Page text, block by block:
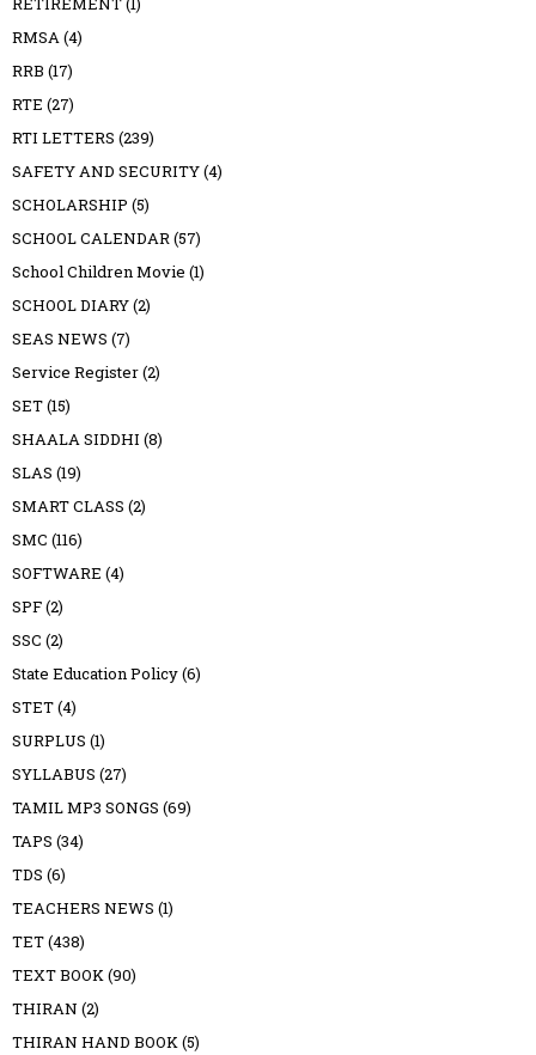
RMSA(4)
RRB (17)
RTE (27)
RTI LETTERS (239)
SAFETY AND SECURITY(4)
SCHOLARSHIP (5)
SCHOOL CALENDAR(57)
School Children Movie (1)
SCHOOL DIARY(2)
SEAS NEWS (7)
Service Register(2)
SET(15)
SHAALA SIDDHI (8)
SLAS (19)
SMART CLASS (2)
SMC (116)
SOFTWARE (4)
SPF(2)
SSC (2)
State Education Policy(6)
STET(4)
SURPLUS (1)
SYLLABUS (27)
TAMIL MP3 SONGS (69)
TAPS (34)
TDS (6)
TEACHERS NEWS (1)
TET(438)
TEXT BOOK(90)
THIRAN (2)
THIRAN HAND BOOK(5)